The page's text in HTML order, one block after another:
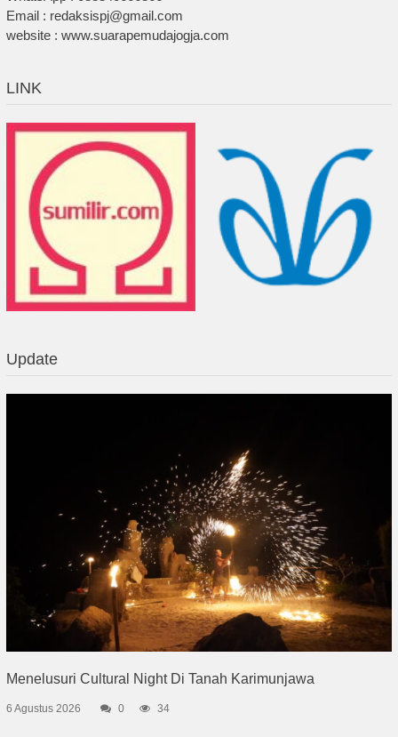
Email : redaksispj@gmail.com
website : www.suarapemudajogja.com
LINK
Update
Menelusuri Cultural Night Di Tanah Karimunjawa
6 Agustus 2026 0 34